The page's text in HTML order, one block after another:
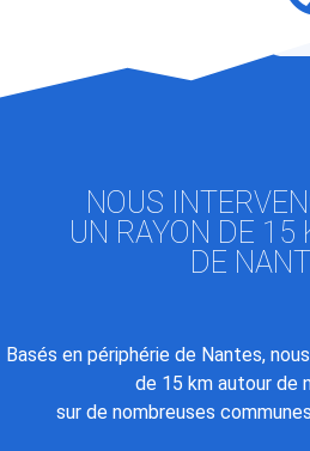
NOUS
UN RAYON DE 15
DE
Basés en périphérie de Nantes,
de 15 km autour de
sur de nombreuses